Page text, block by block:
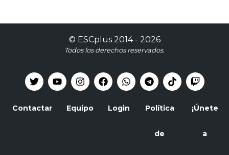
© ESCplus2014 - 2026
Todos los derechos reservados.
Contactar Equipo Login Política
de
¡Únete
a